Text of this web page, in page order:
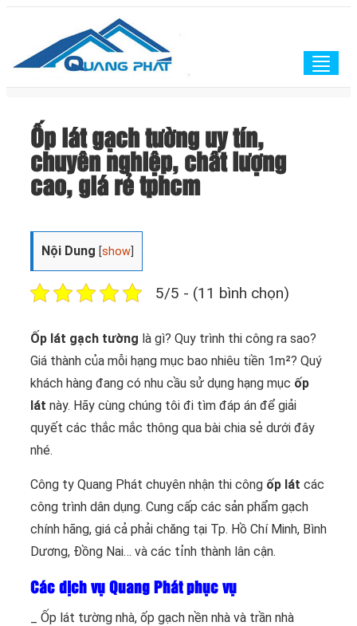
Ốp lát gạch tường uy tín,
chuyên nghiệp, chất lượng
cao, giá rẻ tphcm
Nội Dung [show
5/5 - (11 bình chọn)
Ốp lát gạch tường là gì? Quy trình thi công ra sao?
Giá thành của mỗi hạng mục bao nhiêu tiền 1m²? Quý
khách hàng đang có nhu cầu sử dụng hạng mục ốp
lát này. Hãy cùng chúng tôi đi tìm đáp án để giải
quyết các thắc mắc thông qua bài chia sẻ dưới đây
nhé.
Công ty Quang Phát chuyên nhận thi công ốp lát các
công trình dân dụng. Cung cấp các sản phẩm gạch
chính hãng, giá cả phải chăng tại Tp. Hồ Chí Minh, Bình
Dương, Đồng Nai… và các tỉnh thành lân cận.
Các dịch vụ Quang Phát phục vụ
_ Ốp lát tường nhà, ốp gạch nền nhà và trần nhà